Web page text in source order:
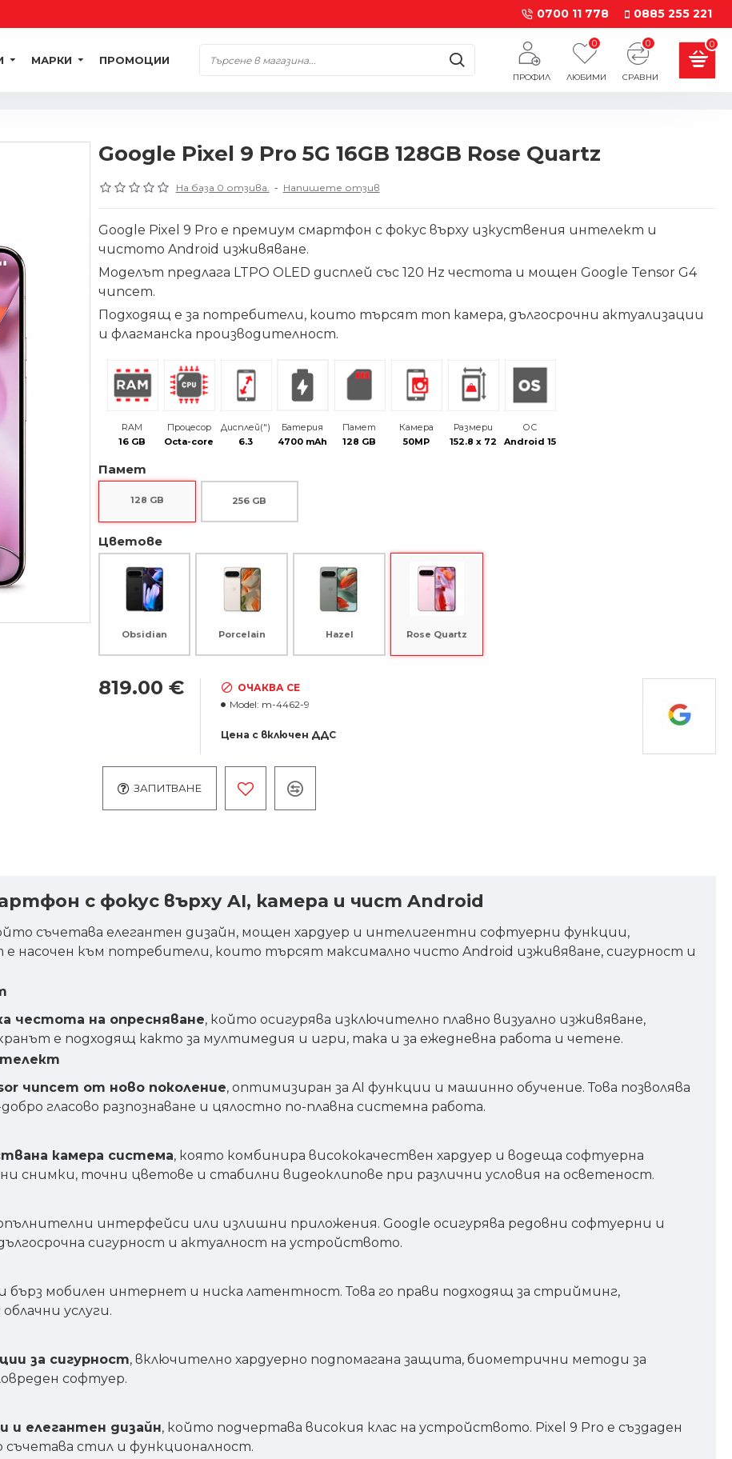
0700 11 778 0885 255 221
МАРКИ ПРОМОЦИИ
ПРОФИЛ ЛЮБИМИ
0
СРАВНИ
0 0
Google Pixel 9 Pro 5G 16GB 128GB Rose Quartz
RAM
16 GB
Процесор
Octa-core
Дисплей(")
6.3
Батерия
4700 mAh
Памет
128 GB
Камера
50MP
Размери
152.8 x 72
ОС
Android 15
Памет
128 GB 256 GB
Цветове
Obsidian Porcelain Hazel Rose Quartz
На база 0 отзива. - Напишете отзив
819.00 €
ОЧАКВА СЕ
Model: m-4462-9
Цена с включен ДДС
ЗАПИТВАНЕ
Google Pixel 9 Pro е премиум смартфон с фокус върху изкуствения интелект и
чистото Android изживяване.
Моделът предлага LTPO OLED дисплей със 120 Hz честота и мощен Google Tensor G4
чипсет.
Подходящ е за потребители, които търсят топ камера, дългосрочни актуализации
и флагманска производителност.
с фокус върху AI, камера и чист Android
съчетава елегантен дизайн, мощен хардуер и интелигентни софтуерни функции,
насочен към потребители, които търсят максимално чисто Android изживяване, сигурност и
честота на опресняване, който осигурява изключително плавно визуално изживяване,
е подходящ както за мултимедия и игри, така и за ежедневна работа и четене.
чипсет от ново поколение, оптимизиран за AI функции и машинно обучение. Това позволява
гласово разпознаване и цялостно по-плавна системна работа.
камера система, която комбинира висококачествен хардуер и водеща софтуерна
снимки, точни цветове и стабилни видеоклипове при различни условия на осветеност.
интерфейси или излишни приложения. Google осигурява редовни софтуерни и
сигурност и актуалност на устройството.
бърз мобилен интернет и ниска латентност. Това го прави подходящ за стрийминг,
услуги.
за сигурност, включително хардуерно подпомагана защита, биометрични методи за
софтуер.
и елегантен дизайн, който подчертава високия клас на устройството. Pixel 9 Pro е създаден
съчетава стил и функционалност.